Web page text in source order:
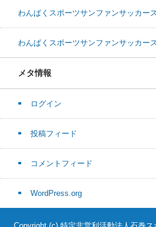
わんぱくスポーツサンファンサッカー
わんぱくスポーツサンファンサッカー
メタ情報
ログイン
投稿フィード
コメントフィード
WordPress.org